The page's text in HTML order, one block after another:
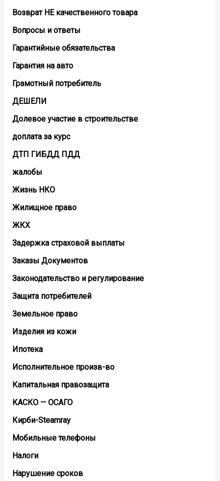
Возврат НЕ качественного товара
Вопросы и ответы
Гарантийные обязательства
Гарантия на авто
Грамотный потребитель
ДЕШЕЛИ
Долевое участие в строительстве
доплата за курс
ДТП ГИБДД ПДД
жалобы
Жизнь НКО
Жилищное право
ЖКХ
Задержка страховой выплаты
Заказы Документов
Законодательство и регулирование
Защита потребителей
Земельное право
Изделия из кожи
Ипотека
Исполнительное произв-во
Капитальная правозащита
КАСКО — ОСАГО
Кирби-Steamray
Мобильные телефоны
Налоги
Нарушение сроков